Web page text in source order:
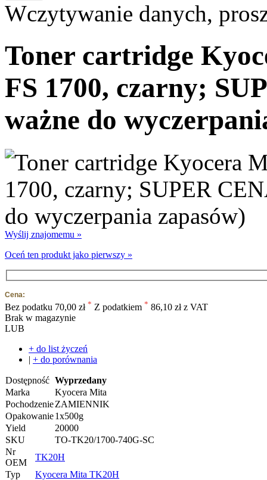
Wczytywanie danych,
Toner cartridge
FS 1700, czarny;
ważne do
Wyślij znajomemu »
Oceń ten produkt jako pierwszy »
Cena:
Bez podatku 70,00 zł * Z podatkiem * 86,10 zł z VAT
Brak w magazynie
LUB
+ do list życzeń
| + do porównania
Dostępność Wyprzedany
Marka
Kyocera Mita
PochodzenieZAMIENNIK
Opakowanie1x500g
Yield
20000
SKU
TO-TK20/1700-740G-SC
Nr
OEM
TK20H
Typ
Kyocera Mita TK20H